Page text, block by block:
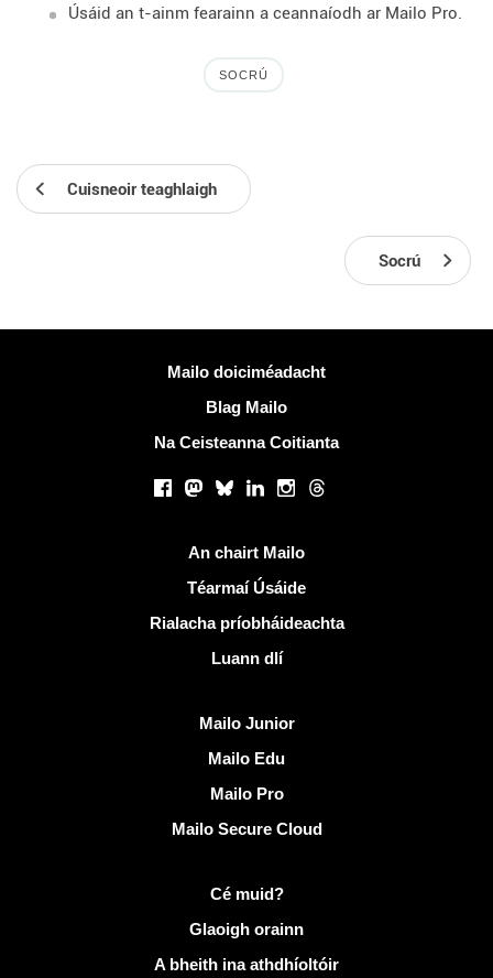
Úsáid an t-ainm fearainn a ceannaíodh ar Mailo Pro.
SOCRÚ
Cuisneoir teaghlaigh
Socrú
Mailo doiciméadacht
Blag Mailo
Na Ceisteanna Coitianta
Facebook
Mastodon
BlueskyLinkedInInstagram
Threads
An chairt Mailo
Téarmaí Úsáide
Rialacha príobháideachta
Luann dlí
Mailo Junior
Mailo Edu
Mailo Pro
Mailo Secure Cloud
Cé muid?
Glaoigh orainn
A bheith ina athdhíoltóir